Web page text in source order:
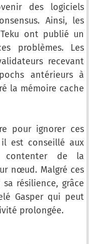
des logiciels
Ainsi, les
ont publié un
problèmes. Les
recevant
antérieurs à
la mémoire cache
pour ignorer ces
est conseillé aux
contenter de la
nœud. Malgré ces
résilience, grâce
Gasper qui peut
prolongée.